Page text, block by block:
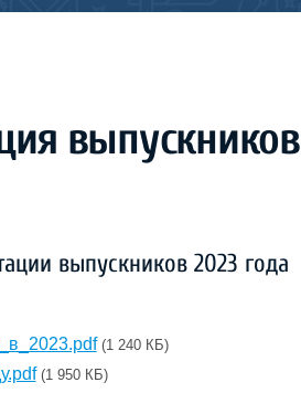
выпускников
выпускников 2023 года
(1 240 КБ)
(1 950 КБ)